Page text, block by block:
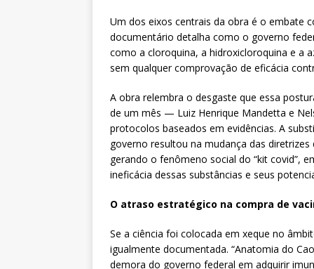
Um dos eixos centrais da obra é o embate
documentário detalha como o governo
como a cloroquina, a hidroxicloroquina e a
sem qualquer comprovação de eficácia
A obra relembra o desgaste que essa
de um mês — Luiz Henrique Mandetta e
protocolos baseados em evidências. A
governo resultou na mudança das
gerando o fenômeno social do “kit covid”,
ineficácia dessas substâncias e seus
O atraso estratégico na compra de
Se a ciência foi colocada em xeque no
igualmente documentada. “Anatomia do
demora do governo federal em adquirir